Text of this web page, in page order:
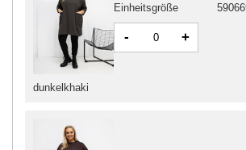
dunkelkhaki
Einheitsgröße
- +